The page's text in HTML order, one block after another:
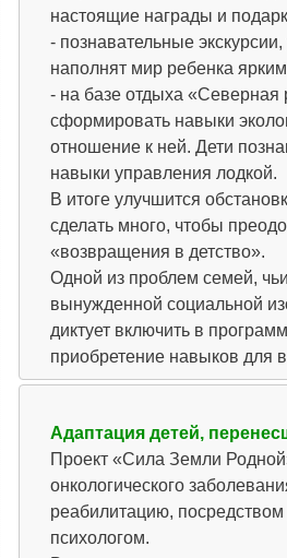
настоящие награды и
- познавательные
наполнят мир ребенка
- на базе отдыха «Северная
сформировать навыки
отношение к ней. Дети
навыки управления лодкой.
В итоге улучшится
сделать много, чтобы
«возвращения в детство».
Одной из проблем семей,
вынужденной социальной
диктует включить в
приобретение навыков для
Адаптация детей,
Проект «Сила Земли
онкологического
реабилитацию, посредством
психологом.